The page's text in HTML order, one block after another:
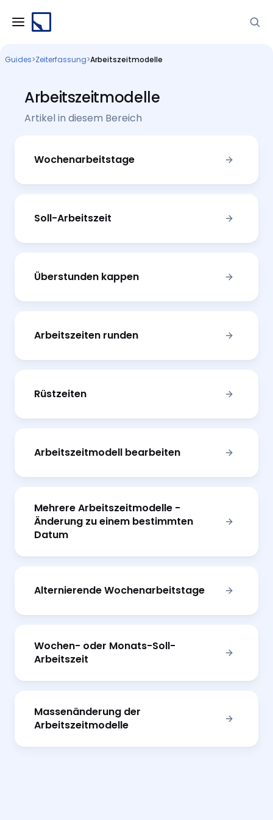
Guides>Zeiterfassung>Arbeitszeitmodelle
Arbeitszeitmodelle
Artikel in diesem Bereich
Wochenarbeitstage
Soll-Arbeitszeit
Überstunden kappen
Arbeitszeiten runden
Rüstzeiten
Arbeitszeitmodell bearbeiten
Mehrere Arbeitszeitmodelle -
Änderung zu einem bestimmten
Datum
Alternierende Wochenarbeitstage
Wochen- oder Monats-Soll-
Arbeitszeit
Massenänderung der
Arbeitszeitmodelle